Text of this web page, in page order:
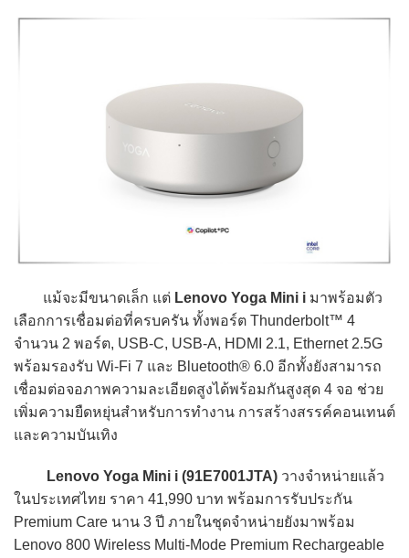
แม้จะมีขนาดเล็ก แต่ Lenovo Yoga Mini i มาพร้อมตัว
เลือกการเชื่อมต่อที่ครบครัน ทั้งพอร์ต Thunderbolt™ 4
จำนวน 2 พอร์ต, USB-C, USB-A, HDMI 2.1, Ethernet 2.5G
พร้อมรองรับ Wi-Fi 7 และ Bluetooth® 6.0 อีกทั้งยังสามารถ
เชื่อมต่อจอภาพความละเอียดสูงได้พร้อมกันสูงสุด 4 จอ ช่วย
เพิ่มความยืดหยุ่นสำหรับการทำงาน การสร้างสรรค์คอนเทนต์
และความบันเทิง
Lenovo Yoga Mini i (91E7001JTA) วางจำหน่ายแล้ว
ในประเทศไทย ราคา 41,990 บาท พร้อมการรับประกัน
Premium Care นาน 3 ปี ภายในชุดจำหน่ายยังมาพร้อม
Lenovo 800 Wireless Multi-Mode Premium Rechargeable